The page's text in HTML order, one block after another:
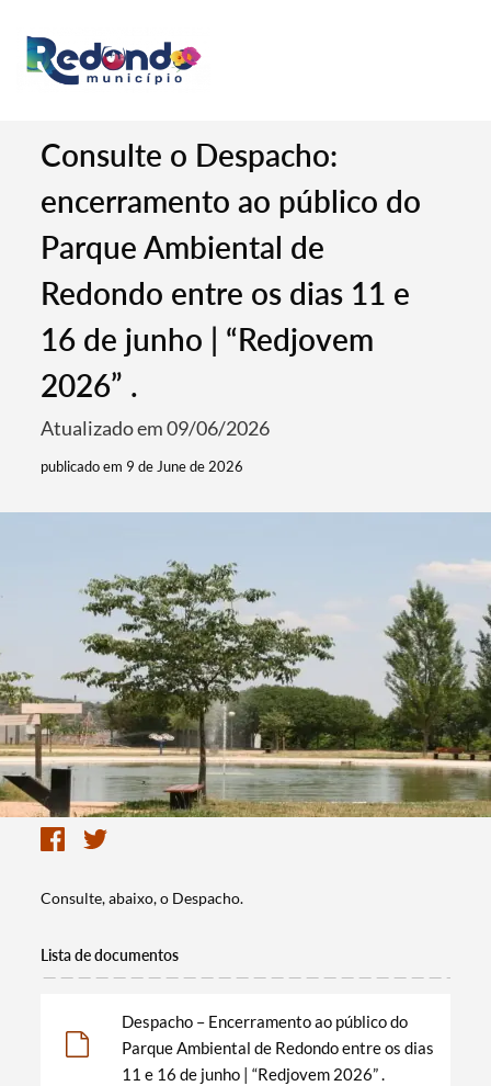
Consulte o Despacho:
encerramento ao público do
Parque Ambiental de
Redondo entre os dias 11 e
16 de junho | “Redjovem
2026” .
Atualizado em 09/06/2026
publicado em 9 de June de 2026
Consulte, abaixo, o Despacho.
Lista de documentos
Despacho – Encerramento ao público do
Parque Ambiental de Redondo entre os dias
11 e 16 de junho | “Redjovem 2026” .